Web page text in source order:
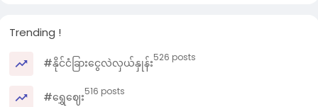
Trending !
#နိုင်ငံခြားငွေလဲလှယ်နှုန်း526 posts
#ရွှေဈေး516 posts